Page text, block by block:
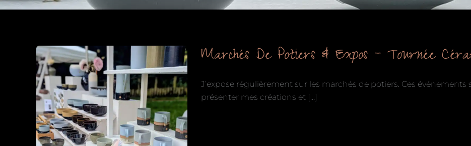
Marchés De Potiers & Expos – Tournée
J’expose régulièrement sur les marchés de potiers. Ces
présenter mes créations et […]